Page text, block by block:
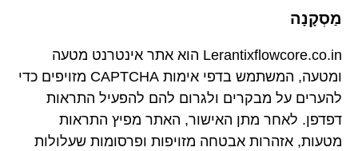
מַסְקָנָה
Lerantixflowcore.co.in הוא אתר אינטרנט מטעה
ומטעה, המשתמש בדפי אימות CAPTCHA מזויפים כדי
להערים על מבקרים ולגרום להם להפעיל התראות
דפדפן. לאחר מתן האישור, האתר מפיץ התראות
מטעות, אזהרות אבטחה מזויפות ופרסומות שעלולות